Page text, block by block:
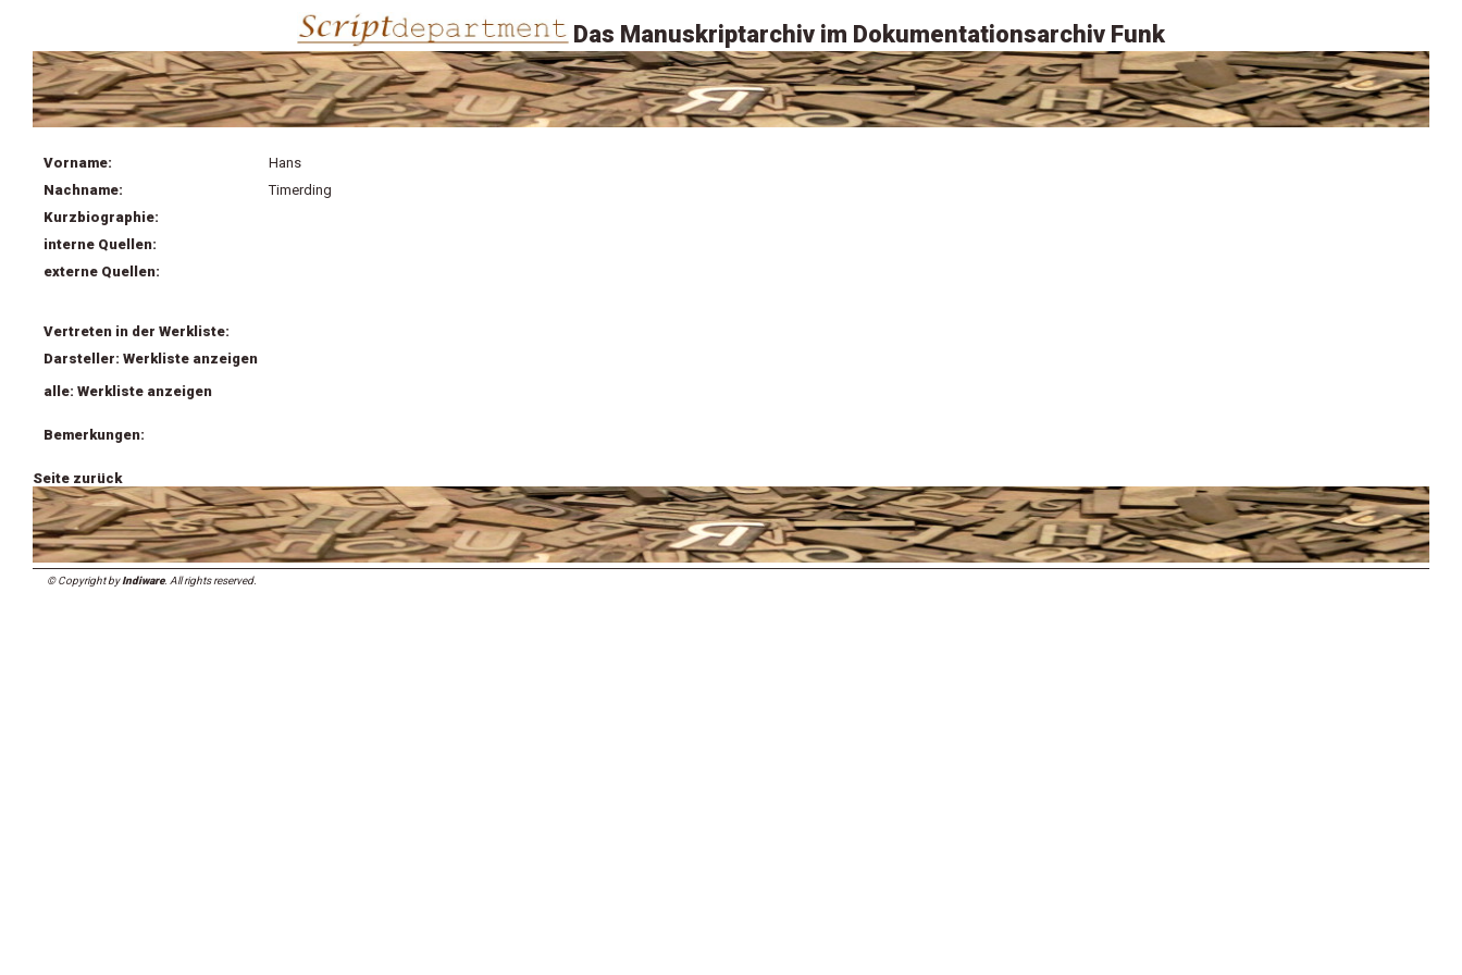
Das Manuskriptarchiv im Dokumentationsarchiv Funk
Vorname:
Hans
Nachname:
Timerding
Kurzbiographie:
interne Quellen:
externe Quellen:
Vertreten in der Werkliste:
Darsteller: Werkliste anzeigen
alle: Werkliste anzeigen
Bemerkungen:
Seite zurück
© Copyright byIndiware. All rights reserved.